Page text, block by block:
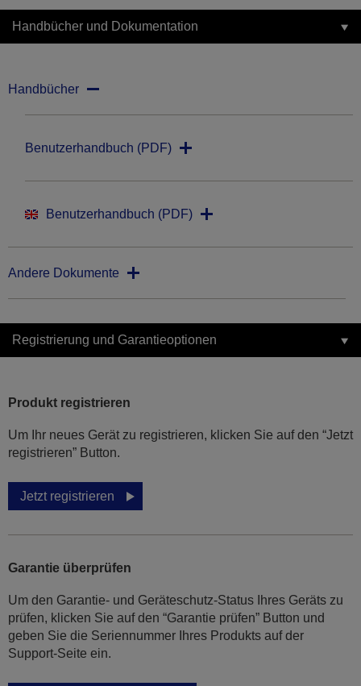
Handbücher und Dokumentation
Handbücher
Benutzerhandbuch (PDF)
Benutzerhandbuch (PDF)
Andere Dokumente
Registrierung und Garantieoptionen
Produkt registrieren
Um Ihr neues Gerät zu registrieren, klicken Sie auf den “Jetzt
registrieren” Button.
Jetzt registrieren
Garantie überprüfen
Um den Garantie- und Geräteschutz-Status Ihres Geräts zu
prüfen, klicken Sie auf den “Garantie prüfen” Button und
geben Sie die Seriennummer Ihres Produkts auf der
Support-Seite ein.